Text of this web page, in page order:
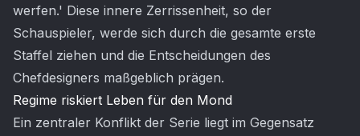
werfen.' Diese innere Zerrissenheit, so der
Schauspieler, werde sich durch die gesamte erste
Staffel ziehen und die Entscheidungen des
Chefdesigners maßgeblich prägen.
Regime riskiert Leben für den Mond
Ein zentraler Konflikt der Serie liegt im Gegensatz